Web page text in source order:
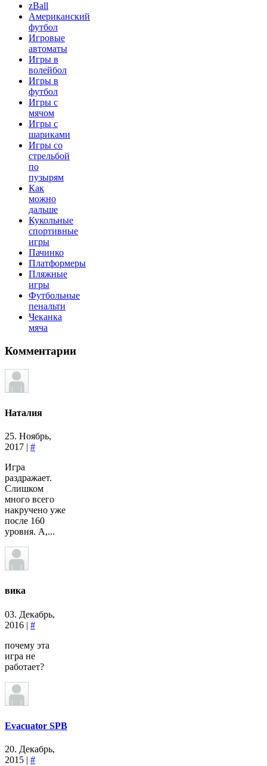
zBall
Американский
футбол
Игровые
автоматы
Игры в
волейбол
Игры в
футбол
Игры с
мячом
Игры с
шариками
Игры со
стрельбой
по
пузырям
Как
можно
дальше
Кукольные
спортивные
игры
Пачинко
Платформеры
Пляжные
игры
Футбольные
пенальти
Чеканка
мяча
Комментарии
Наталия
25. Ноябрь,
2017 | #
Игра
раздражает.
Слишком
много всего
накручено уже
после 160
уровня. А,...
вика
03. Декабрь,
2016 | #
почему эта
игра не
работает?
Evacuator SPB
20. Декабрь,
2015 | #